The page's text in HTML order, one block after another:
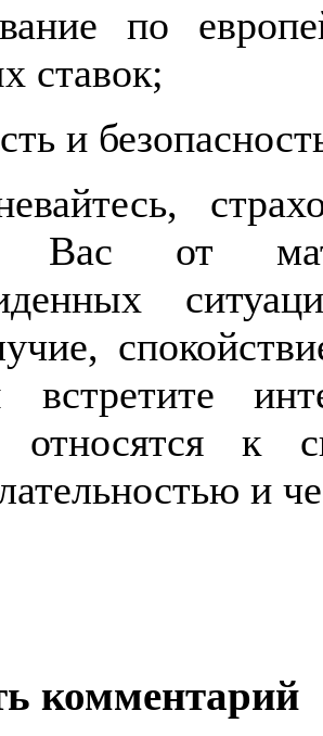
по
ставок;
и
Вас от
относятся к
и
комментарий